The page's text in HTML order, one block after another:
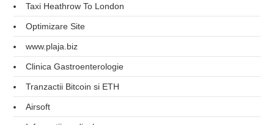
Taxi Heathrow To London
Optimizare Site
www.plaja.biz
Clinica Gastroenterologie
Tranzactii Bitcoin si ETH
Airsoft